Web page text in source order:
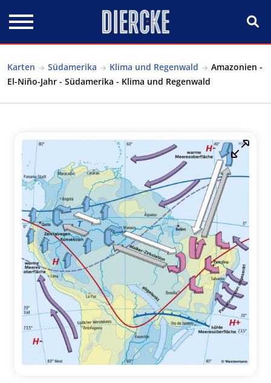
Karten Südamerika Klima und Regenwald
Amazonien -
El-Niño-Jahr - Südamerika - Klima und Regenwald